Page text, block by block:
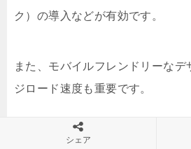
ク）の導入などが有効です。
また、モバイルフレンドリーなデ
ジロード速度も重要です。
2.4 内部リンクとナビゲーション
シェア